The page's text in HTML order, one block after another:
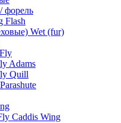
форель
Flash
Wet (fur)
Adams
Quill
Caddis Wing